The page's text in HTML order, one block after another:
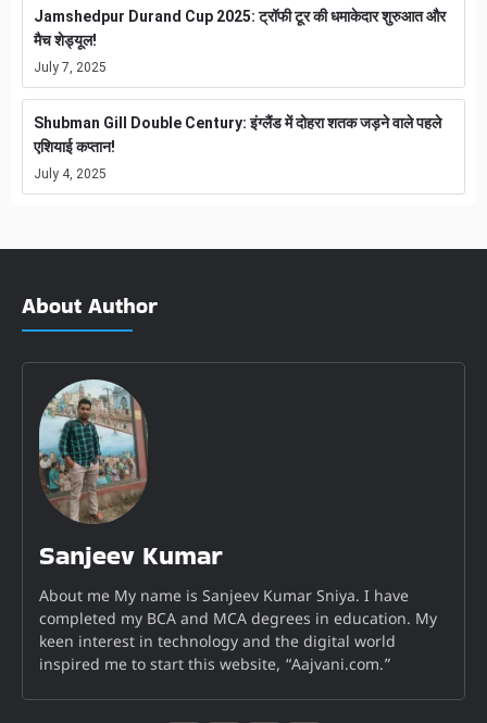
Jamshedpur Durand Cup 2025: ट्रॉफी टूर की धमाकेदार शुरुआत और
मैच शेड्यूल!
July 7, 2025
Shubman Gill Double Century: इंग्लैंड में दोहरा शतक जड़ने वाले पहले
एशियाई कप्तान!
July 4, 2025
About Author
Sanjeev Kumar
About me My name is Sanjeev Kumar Sniya. I have
completed my BCA and MCA degrees in education. My
keen interest in technology and the digital world
inspired me to start this website, “Aajvani.com.”